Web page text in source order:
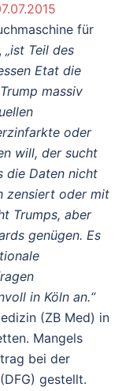
für
„ist Teil des
Etat die
massiv
oder
will, der sucht
die Daten nicht
zensiert oder mit
Trumps, aber
genügen. Es
in Köln an.“
(ZB Med) in
Mangels
bei der
gestellt.